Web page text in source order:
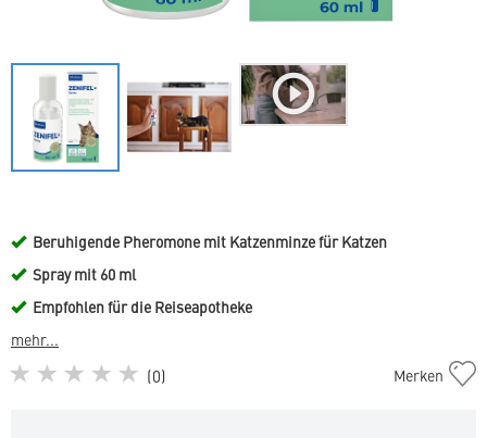
Beruhigende Pheromone mit Katzenminze für Katzen
Spray mit 60 ml
Empfohlen für die Reiseapotheke
mehr...
(0)
Zenifel
Merken